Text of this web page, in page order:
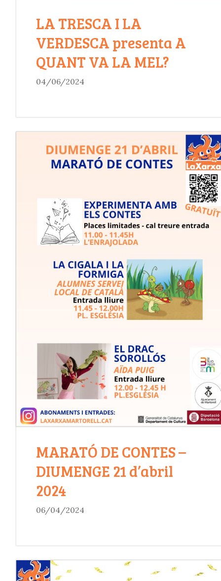
LA TRESCA I LA
VERDESCA presenta A
QUANT VA LA MEL?
04/06/2024
MARATÓ DE CONTES –
DIUMENGE 21 d’abril
2024
06/04/2024